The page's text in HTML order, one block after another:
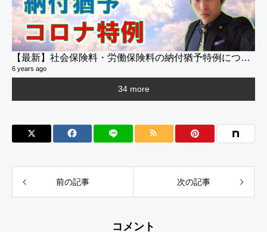
【最新】社会保険料・労働保険料の納付猶予特例について
6 years ago
34 more
前の記事 次の記事
コメント